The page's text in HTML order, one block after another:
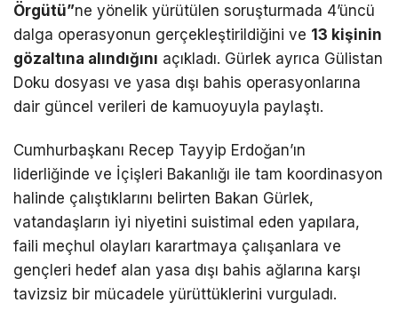
Örgütü”ne yönelik yürütülen soruşturmada 4’üncü
dalga operasyonun gerçekleştirildiğini ve 13 kişinin
gözaltına alındığını açıkladı. Gürlek ayrıca Gülistan
Doku dosyası ve yasa dışı bahis operasyonlarına
dair güncel verileri de kamuoyuyla paylaştı.
Cumhurbaşkanı Recep Tayyip Erdoğan’ın
liderliğinde ve İçişleri Bakanlığı ile tam koordinasyon
halinde çalıştıklarını belirten Bakan Gürlek,
vatandaşların iyi niyetini suistimal eden yapılara,
faili meçhul olayları karartmaya çalışanlara ve
gençleri hedef alan yasa dışı bahis ağlarına karşı
tavizsiz bir mücadele yürüttüklerini vurguladı.